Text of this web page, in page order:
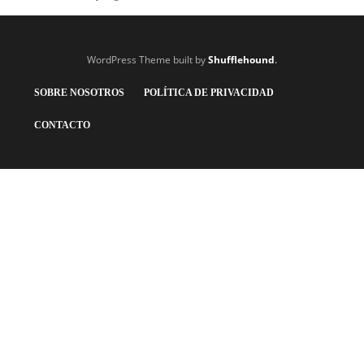
WordPress Theme built byShufflehound.
SOBRE NOSOTROS POLÍTICA DE PRIVACIDAD
CONTACTO